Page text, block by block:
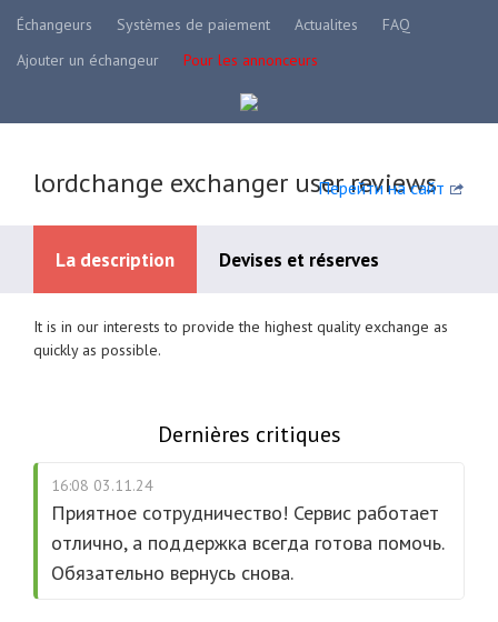
Échangeurs Systèmes de paiement Actualites
FAQ
Ajouter un échangeur
Pour les annonceurs
Перейти на сайт
lordchange exchanger user reviews
La description Devises et réserves
Systèmes de paiement disponibles
It is in our interests to provide the highest quality exchange as
quickly as possible.
Dernières critiques
16:08 03.11.24
Приятное сотрудничество! Сервис работает
отлично, а поддержка всегда готова помочь.
Обязательно вернусь снова.